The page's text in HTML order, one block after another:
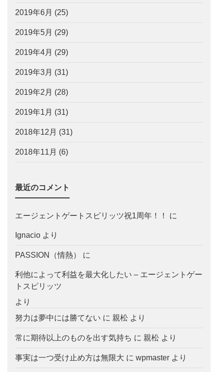
2019年6月 (25)
2019年5月 (29)
2019年4月 (29)
2019年3月 (31)
2019年2月 (28)
2019年1月 (31)
2018年12月 (31)
2018年11月 (6)
最近のコメント
エージェントゲートスピリッツ祝1周年！！ に
Ignacio より
PASSION（情熱） に
利他によって利益を最大化したい – エージェントゲー
トスピリッツ
より
努力は夢中には勝てない に 親松 より
常に期待以上のものを出す気持ち に 親松 より
事実は一つ受け止め方は無限大 に wpmaster より